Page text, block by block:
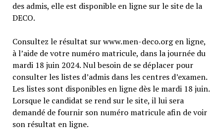
des admis, elle est disponible en ligne sur le site de la
DECO.
Consultez le résultat sur www.men-deco.org en ligne,
à l’aide de votre numéro matricule, dans la journée du
mardi 18 juin 2024. Nul besoin de se déplacer pour
consulter les listes d’admis dans les centres d’examen.
Les listes sont disponibles en ligne dès le mardi 18 juin.
Lorsque le candidat se rend sur le site, il lui sera
demandé de fournir son numéro matricule afin de voir
son résultat en ligne.